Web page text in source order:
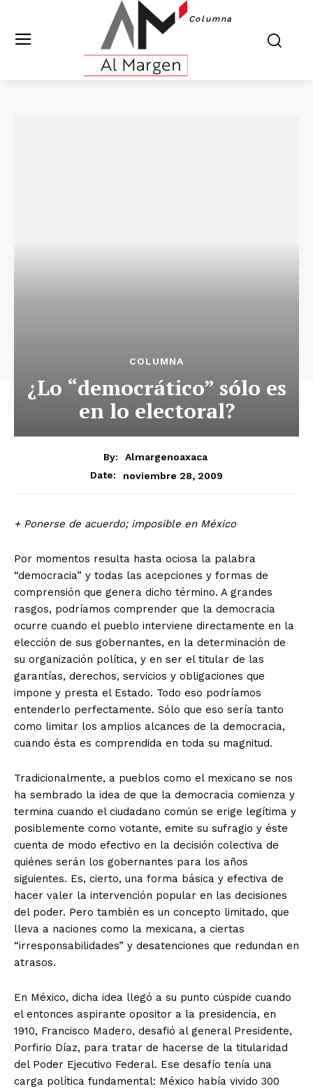
Columna
COLUMNA
¿Lo “democrático” sólo es
en lo electoral?
By:
Almargenoaxaca
Date:
noviembre 28, 2009
+ Ponerse de acuerdo; imposible en México
Por momentos resulta hasta ociosa la palabra
“democracia” y todas las acepciones y formas de
comprensión que genera dicho término. A grandes
rasgos, podríamos comprender que la democracia
ocurre cuando el pueblo interviene directamente en la
elección de sus gobernantes, en la determinación de
su organización política, y en ser el titular de las
garantías, derechos, servicios y obligaciones que
impone y presta el Estado. Todo eso podríamos
entenderlo perfectamente. Sólo que eso sería tanto
como limitar los amplios alcances de la democracia,
cuando ésta es comprendida en toda su magnitud.
Tradicionalmente, a pueblos como el mexicano se nos
ha sembrado la idea de que la democracia comienza y
termina cuando el ciudadano común se erige legítima y
posiblemente como votante, emite su sufragio y éste
cuenta de modo efectivo en la decisión colectiva de
quiénes serán los gobernantes para los años
siguientes. Es, cierto, una forma básica y efectiva de
hacer valer la intervención popular en las decisiones
del poder. Pero también es un concepto limitado, que
lleva a naciones como la mexicana, a ciertas
“irresponsabilidades” y desatenciones que redundan en
atrasos.
En México, dicha idea llegó a su punto cúspide cuando
el entonces aspirante opositor a la presidencia, en
1910, Francisco Madero, desafió al general Presidente,
Porfirio Díaz, para tratar de hacerse de la titularidad
del Poder Ejecutivo Federal. Ese desafío tenía una
carga política fundamental: México había vivido 300